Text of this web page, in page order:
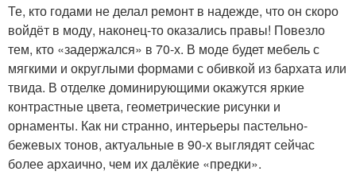
Те, кто годами не делал ремонт в надежде, что он скоро
войдёт в моду, наконец-то оказались правы! Повезло
тем, кто «задержался» в 70-х. В моде будет мебель с
мягкими и округлыми формами с обивкой из бархата или
твида. В отделке доминирующими окажутся яркие
контрастные цвета, геометрические рисунки и
орнаменты. Как ни странно, интерьеры пастельно-
бежевых тонов, актуальные в 90-х выглядят сейчас
более архаично, чем их далёкие «предки».